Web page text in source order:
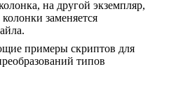
на другой экземпляр,
колонки заменяется
примеры скриптов для
типов